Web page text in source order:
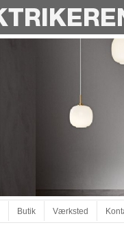
Butik Værksted